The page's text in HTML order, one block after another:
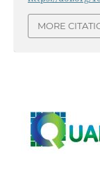
MORE